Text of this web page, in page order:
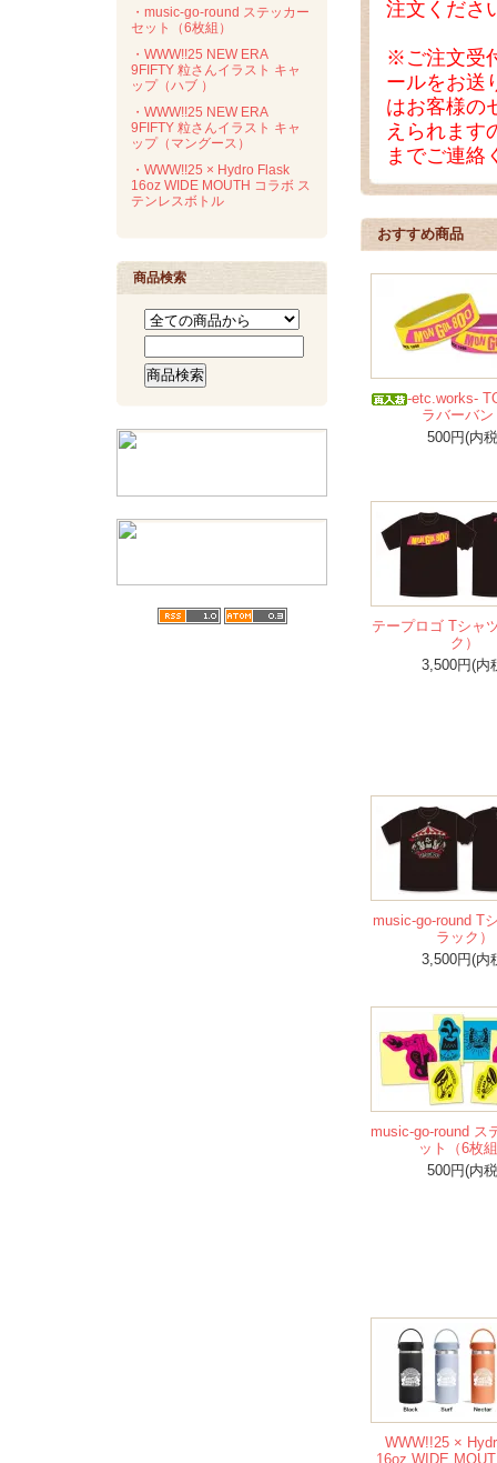
・music-go-round ステッカー
セット（6枚組）
・WWW!!25 NEW ERA
9FIFTY 粒さんイラスト キャ
ップ（ハブ ）
・WWW!!25 NEW ERA
9FIFTY 粒さんイラスト キャ
ップ（マングース）
・WWW!!25 × Hydro Flask
16oz WIDE MOUTH コラボ ス
テンレスボトル
商品検索
注文くださ
※ご注文受
ールをお送
はお客様の
えられます
までご連絡
おすすめ商品
-etc.works-
ラバーバン
500円(内
テープロゴ Tシャ
ク）
3,500円(内
music-go-round T
ラック）
3,500円(内
music-go-round ス
ット（6枚
500円(内
WWW!!25 ×
16oz WIDE